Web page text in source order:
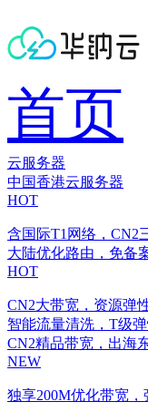
首页
云服务器
中国香港云服务器
HOT
含国际T1网络，CN2
大陆优化路由，免备
HOT
CN2大带宽，资源弹
智能流量清洗，T级
CN2精品带宽，出海
NEW
独享200M优化带宽，